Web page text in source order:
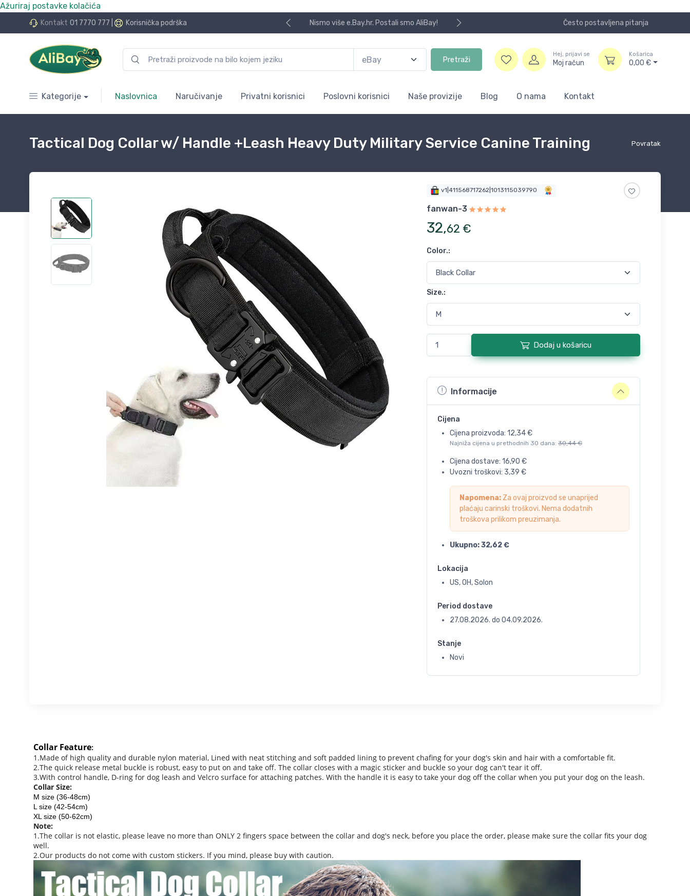
Ažuriraj postavke kolačića
Kontakt 01 7770 777 Korisnička podrška
24 rate bez kamata Nismo više e.Bay.hr. Postali smo AliBay! Često postavljena pitanja
Pretraži
Hej, prijavi se
Moj račun
Košarica
0,00 €
Kategorije Naslovnica Naručivanje Privatni korisnici Poslovni korisnici Naše provizije Blog O nama Kontakt
Povratak
Tactical Dog Collar w/ Handle +Leash Heavy Duty Military Service Canine Training
v1|411568717262|1013115039790
fanwan-3
32,62 €
Color.:
Size.:
Dodaj u košaricu
Informacije
Cijena
Cijena proizvoda: 12,34€
Najniža cijena u prethodnih 30 dana: 30,44 €
Cijena dostave: 16,90 €
Uvozni troškovi: 3,39 €
Napomena:Za ovaj proizvod se unaprijed
plaćaju carinski troškovi. Nema dodatnih
troškova prilikom preuzimanja.
Ukupno:32,62€
Lokacija
US, OH, Solon
Period dostave
27.08.2026. do 04.09.2026.
Stanje
Novi